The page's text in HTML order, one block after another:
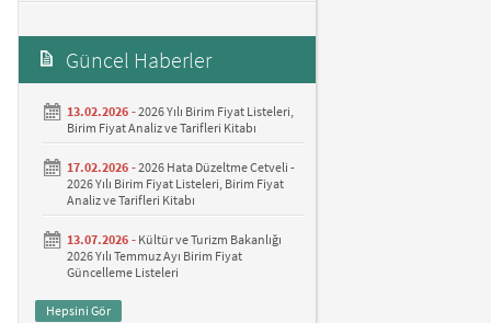
Güncel Haberler
13.02.2026 -2026 Yılı Birim Fiyat Listeleri,
Birim Fiyat Analiz ve Tarifleri Kitabı
17.02.2026 -2026 Hata Düzeltme Cetveli -
2026 Yılı Birim Fiyat Listeleri, Birim Fiyat
Analiz ve Tarifleri Kitabı
13.07.2026 - Kültür ve Turizm Bakanlığı
2026 Yılı Temmuz Ayı Birim Fiyat
Güncelleme Listeleri
Hepsini Gör